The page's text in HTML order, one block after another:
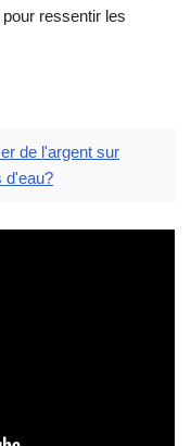
ressentir les
de l'argent sur
d'eau?